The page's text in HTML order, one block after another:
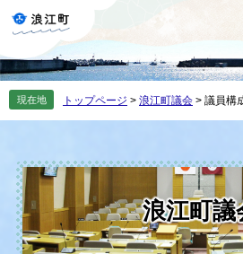
の
先
で
ー
を
ば
現在地 トップページ > 浪江町議会 > 議員構
浪江町議